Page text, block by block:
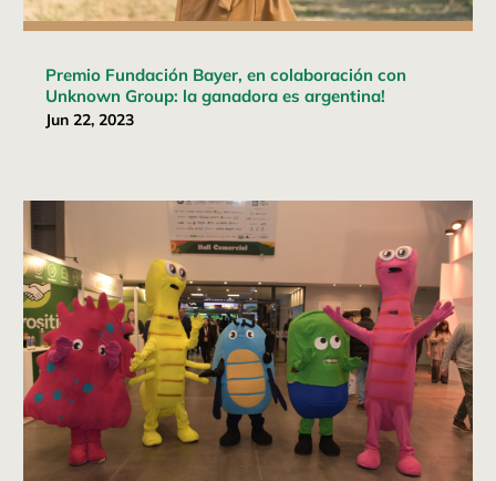
Premio Fundación Bayer, en colaboración con
Unknown Group: la ganadora es argentina!
Jun 22, 2023